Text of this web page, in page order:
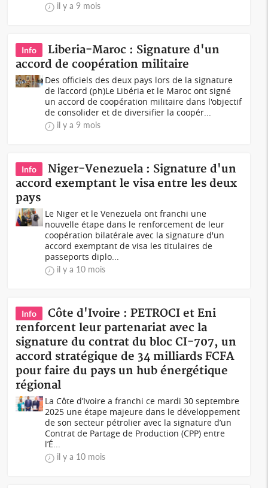
il y a 9 mois
Info
Liberia-Maroc : Signature d'un
accord de coopération militaire
Des officiels des deux pays lors de la signature
de l’accord (ph)Le Libéria et le Maroc ont signé
un accord de coopération militaire dans l'objectif
de consolider et de diversifier la coopér...
il y a 9 mois
Info
Niger-Venezuela : Signature d'un
accord exemptant le visa entre les deux
pays
Le Niger et le Venezuela ont franchi une
nouvelle étape dans le renforcement de leur
coopération bilatérale avec la signature d'un
accord exemptant de visa les titulaires de
passeports diplo...
il y a 10 mois
Info
Côte d'Ivoire : PETROCI et Eni
renforcent leur partenariat avec la
signature du contrat du bloc CI-707, un
accord stratégique de 34 milliards FCFA
pour faire du pays un hub énergétique
régional
La Côte d’Ivoire a franchi ce mardi 30 septembre
2025 une étape majeure dans le développement
de son secteur pétrolier avec la signature d’un
Contrat de Partage de Production (CPP) entre
l’É...
il y a 10 mois